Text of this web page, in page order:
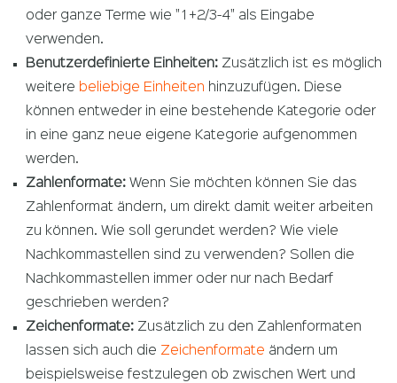
oder ganze Terme wie "1+2/3-4" als Eingabe
verwenden.
Benutzerdefinierte Einheiten: Zusätzlich ist es möglich
weitere beliebige Einheiten hinzuzufügen. Diese
können entweder in eine bestehende Kategorie oder
in eine ganz neue eigene Kategorie aufgenommen
werden.
Zahlenformate: Wenn Sie möchten können Sie das
Zahlenformat ändern, um direkt damit weiter arbeiten
zu können. Wie soll gerundet werden? Wie viele
Nachkommastellen sind zu verwenden? Sollen die
Nachkommastellen immer oder nur nach Bedarf
geschrieben werden?
Zeichenformate: Zusätzlich zu den Zahlenformaten
lassen sich auch die Zeichenformate ändern um
beispielsweise festzulegen ob zwischen Wert und